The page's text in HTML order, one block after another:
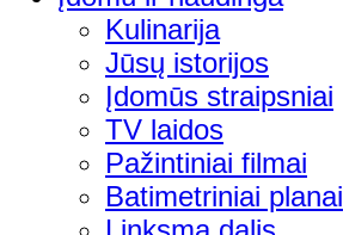
Kulinarija
Jūsų istorijos
Įdomūs straipsniai
TV laidos
Pažintiniai filmai
Batimetriniai planai